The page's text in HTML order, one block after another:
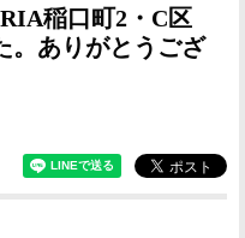
稲口町2・C区
。ありがとうござ